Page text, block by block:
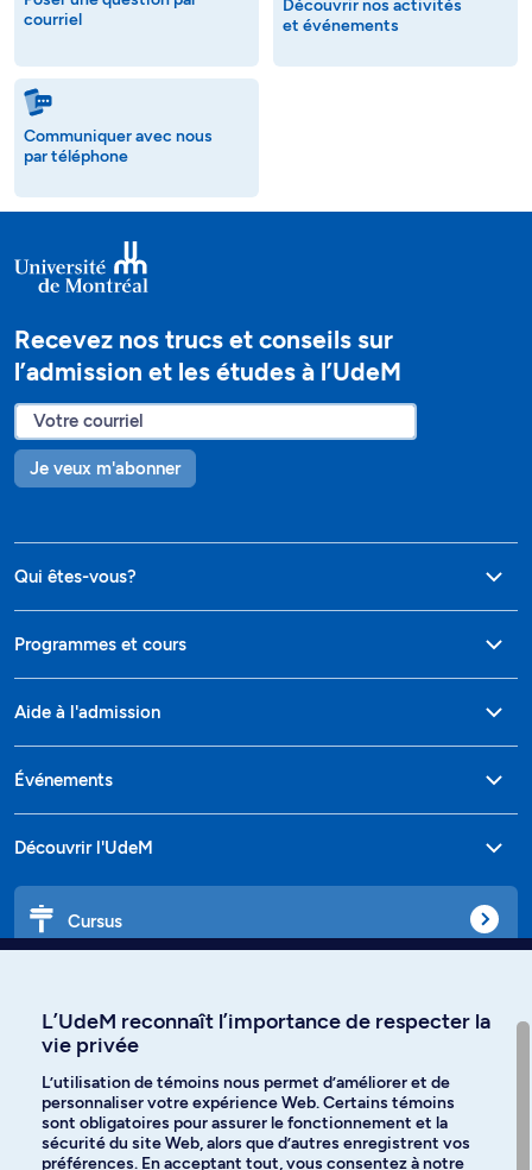
courriel
Découvrir nos activités
et événements
Communiquer avec nous
par téléphone
Recevez nos trucs et conseils sur
l’admission et les études à l’UdeM
Je veux m'abonner
Qui êtes-vous?
Programmes et cours
Aide à l'admission
Événements
Découvrir l'UdeM
Cursus
Langues
L’UdeM reconnaît l’importance de respecter la
vie privée
L’utilisation de témoins nous permet d’améliorer et de
personnaliser votre expérience Web. Certains témoins
sont obligatoires pour assurer le fonctionnement et la
sécurité du site Web, alors que d’autres enregistrent vos
préférences. En acceptant tout, vous consentez à notre